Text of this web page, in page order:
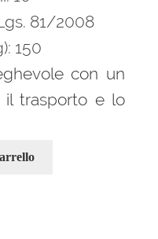
€.
81/2008
150
con un
il trasporto e lo